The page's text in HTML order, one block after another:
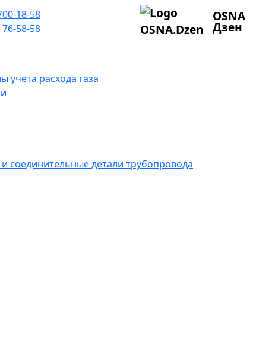
18-58
58-58
OSNA
Дзен
учета расхода газа
соединительные детали трубопровода